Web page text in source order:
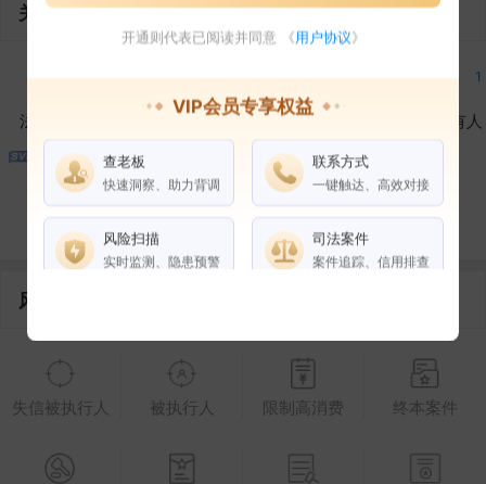
关联企业
1
法定代表人
1
对外投资
1
在外任职
1
作为受益所有人
1
控制企业
1
风险信息
失信被执行人 被执行人 限制高消费 终本案件
开通则代表已阅读并同意 《用户协议》
VIP会员专享权益
查老板
快速洞察、助力背调
联系方式
一键触达、高效对接
风险扫描
实时监测、隐患预警
司法案件
案件追踪、信用排查
权益说明 VIP会员 SVIP会员
企业全部电话